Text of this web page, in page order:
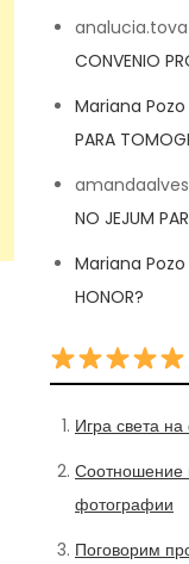
analucia.tova
CONVENIO
Mariana Pozo
PARA
NO JEJUM
Mariana Pozo
HONOR?
Игра света
Соотношение
фотографии
Поговорим